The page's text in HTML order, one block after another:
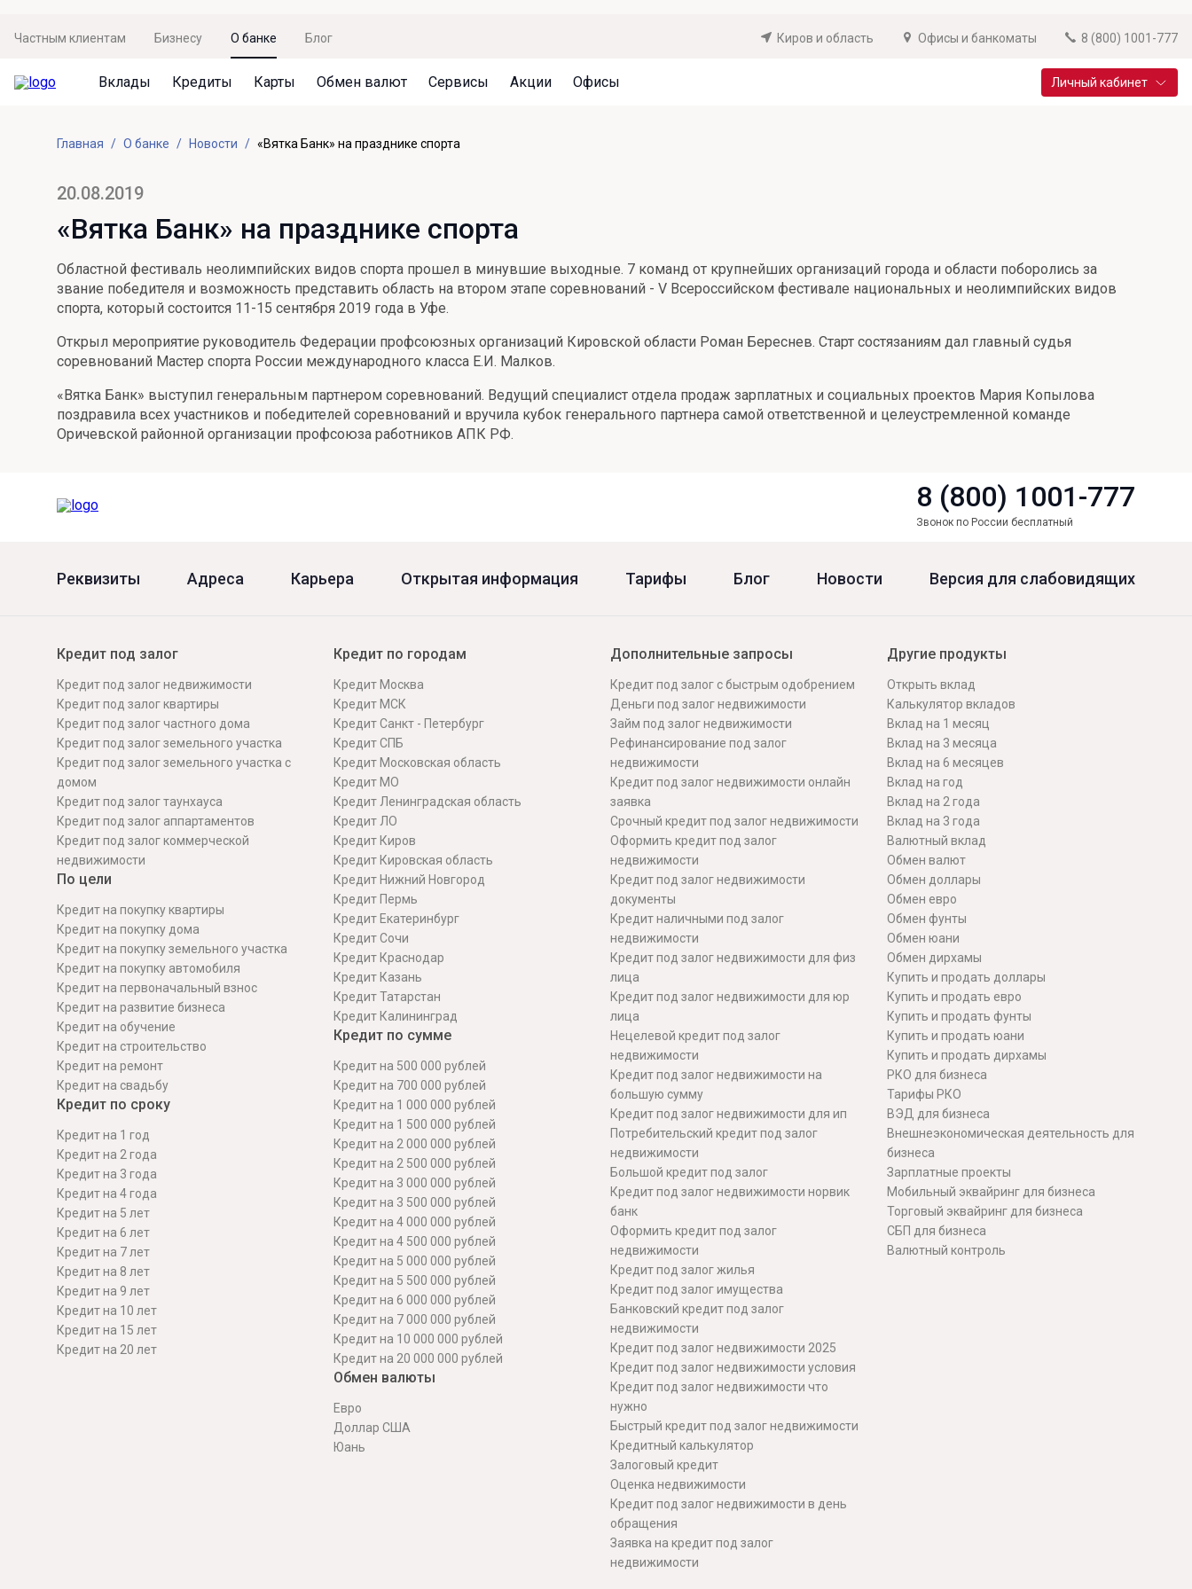
Частным клиентам Бизнесу О банке Блог Киров и область Офисы и банкоматы 8 (800) 1001-777
Вклады
Не упусти момент
Просто вклад
Накопительный
Отличная стратегия+
Фиксируй доход
Новый старт
Валютный плюс
Онлайн
Система страхования вкладов
Архив вкладов
Подробнее
Кредиты
Кредит под залог недвижимости
Рефинансирование
Кредит на автомобиль
Потребительский кредит
Привилегии для клиентов
Реструктуризация
Оценка недвижимости
Подбор новой недвижимости
Карты
Дебетовая карта с пакетом услуг
Премиальная карта Mir Supreme
Пенсионная карта
Все карты
Документы
Кешбэк
Обмен валют
Курсы валют
Бронирование валюты
Курсы валют ЦБ
Сервисы
Оплата кредита
Оценка недвижимости
Подбор новой недвижимости
СБПей
Mir Pay
Госуслуги
Регистрация в ЕБС
Удаленная идентификация
Акции
Акция «Приведи друга»
Акция «Ставка на бизнес»
Офисы Личный кабинет
Главная О банке Новости «Вятка Банк» на празднике спорта
20.08.2019
«Вятка Банк» на празднике спорта
Областной фестиваль неолимпийских видов спорта прошел в минувшие выходные. 7 команд от крупнейших организаций города и области поборолись за
звание победителя и возможность представить область на втором этапе соревнований - V Всероссийском фестивале национальных и неолимпийских видов
спорта, который состоится 11-15 сентября 2019 года в Уфе.
Открыл мероприятие руководитель Федерации профсоюзных организаций Кировской области Роман Береснев. Старт состязаниям дал главный судья
соревнований Мастер спорта России международного класса Е.И. Малков.
«Вятка Банк» выступил генеральным партнером соревнований. Ведущий специалист отдела продаж зарплатных и социальных проектов Мария Копылова
поздравила всех участников и победителей соревнований и вручила кубок генерального партнера самой ответственной и целеустремленной команде
Оричевской районной организации профсоюза работников АПК РФ.
8 (800) 1001-777
Звонок по России бесплатный
Реквизиты Адреса Карьера Открытая информация Тарифы Блог Новости Версия для слабовидящих
Кредит под залог
Кредит под залог недвижимости
Кредит под залог квартиры
Кредит под залог частного дома
Кредит под залог земельного участка
Кредит под залог земельного участка с
домом
Кредит под залог таунхауса
Кредит под залог аппартаментов
Кредит под залог коммерческой
недвижимости
По цели
Кредит на покупку квартиры
Кредит на покупку дома
Кредит на покупку земельного участка
Кредит на покупку автомобиля
Кредит на первоначальный взнос
Кредит на развитие бизнеса
Кредит на обучение
Кредит на строительcтво
Кредит на ремонт
Кредит на свадьбу
Кредит по сроку
Кредит на 1 год
Кредит на 2 года
Кредит на 3 года
Кредит на 4 года
Кредит на 5 лет
Кредит на 6 лет
Кредит на 7 лет
Кредит на 8 лет
Кредит на 9 лет
Кредит на 10 лет
Кредит на 15 лет
Кредит на 20 лет
Кредит по городам
Кредит Москва
Кредит МСК
Кредит Санкт - Петербург
Кредит СПБ
Кредит Московская область
Кредит МО
Кредит Ленинградская область
Кредит ЛО
Кредит Киров
Кредит Кировская область
Кредит Нижний Новгород
Кредит Пермь
Кредит Екатеринбург
Кредит Сочи
Кредит Краснодар
Кредит Казань
Кредит Татарстан
Кредит Калининград
Кредит по сумме
Кредит на 500 000 рублей
Кредит на 700 000 рублей
Кредит на 1 000 000 рублей
Кредит на 1 500 000 рублей
Кредит на 2 000 000 рублей
Кредит на 2 500 000 рублей
Кредит на 3 000 000 рублей
Кредит на 3 500 000 рублей
Кредит на 4 000 000 рублей
Кредит на 4 500 000 рублей
Кредит на 5 000 000 рублей
Кредит на 5 500 000 рублей
Кредит на 6 000 000 рублей
Кредит на 7 000 000 рублей
Кредит на 10 000 000 рублей
Кредит на 20 000 000 рублей
Обмен валюты
Евро
Доллар США
Юань
Дополнительные запросы
Кредит под залог с быстрым одобрением
Деньги под залог недвижимости
Займ под залог недвижимости
Рефинансирование под залог
недвижимости
Кредит под залог недвижимости онлайн
заявка
Срочный кредит под залог недвижимости
Оформить кредит под залог
недвижимости
Кредит под залог недвижимости
документы
Кредит наличными под залог
недвижимости
Кредит под залог недвижимости для физ
лица
Кредит под залог недвижимости для юр
лица
Нецелевой кредит под залог
недвижимости
Кредит под залог недвижимости на
большую сумму
Кредит под залог недвижимости для ип
Потребительский кредит под залог
недвижимости
Большой кредит под залог
Кредит под залог недвижимости норвик
банк
Оформить кредит под залог
недвижимости
Кредит под залог жилья
Кредит под залог имущества
Банковский кредит под залог
недвижимости
Кредит под залог недвижимости 2025
Кредит под залог недвижимости условия
Кредит под залог недвижимости что
нужно
Быстрый кредит под залог недвижимости
Кредитный калькулятор
Залоговый кредит
Оценка недвижимости
Кредит под залог недвижимости в день
обращения
Заявка на кредит под залог
недвижимости
Другие продукты
Открыть вклад
Калькулятор вкладов
Вклад на 1 месяц
Вклад на 3 месяца
Вклад на 6 месяцев
Вклад на год
Вклад на 2 года
Вклад на 3 года
Валютный вклад
Обмен валют
Обмен доллары
Обмен евро
Обмен фунты
Обмен юани
Обмен дирхамы
Купить и продать доллары
Купить и продать евро
Купить и продать фунты
Купить и продать юани
Купить и продать дирхамы
РКО для бизнеса
Тарифы РКО
ВЭД для бизнеса
Внешнеэкономическая деятельность для
бизнеса
Зарплатные проекты
Мобильный эквайринг для бизнеса
Торговый эквайринг для бизнеса
СБП для бизнеса
Валютный контроль